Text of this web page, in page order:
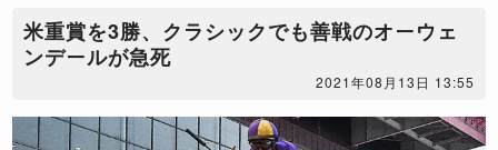
​米重賞を3勝、クラシックでも善戦のオーウェ
ンデールが急死
2021年08月13日 13:55